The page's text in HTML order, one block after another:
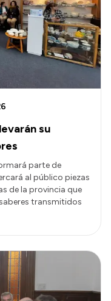
su
parte de
al público piezas
de la provincia que
transmitidos